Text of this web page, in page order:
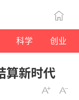
科学 创业
算新时代